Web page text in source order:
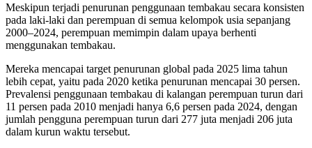
Meskipun terjadi penurunan penggunaan tembakau secara konsisten
pada laki-laki dan perempuan di semua kelompok usia sepanjang
2000–2024, perempuan memimpin dalam upaya berhenti
menggunakan tembakau.
Mereka mencapai target penurunan global pada 2025 lima tahun
lebih cepat, yaitu pada 2020 ketika penurunan mencapai 30 persen.
Prevalensi penggunaan tembakau di kalangan perempuan turun dari
11 persen pada 2010 menjadi hanya 6,6 persen pada 2024, dengan
jumlah pengguna perempuan turun dari 277 juta menjadi 206 juta
dalam kurun waktu tersebut.